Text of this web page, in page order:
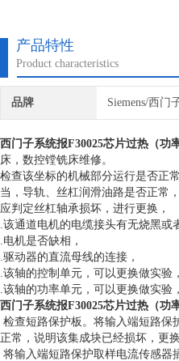
产品特性
Product characteristics
品牌 Siemens/西门
西门子系统报F30025芯片过热（功
床，数控镗铣床维修。
检查该坐标的机械部分运行是否正
当，导轨、丝杠润滑油路是否正常
应判定丝杠轴承损坏，进行更换，
.该通道电机的电缆接头有无烧黑或
.电机是否缺相，
.驱动器的直流母线的连接，
.该轴的控制单元，可以更换做实验，
.该轴的功率单元，可以更换做实验，
西门子系统报F30025芯片过热（功
检查短路保护板。将输入端短路保
正常，说明该集成块已经损坏，更
将输入端短路保护取样电流传感器